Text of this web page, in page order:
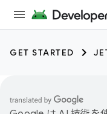
GET STARTED